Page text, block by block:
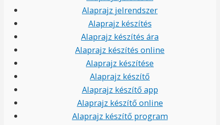
Alaprajz jelrendszer
Alaprajz készítés
Alaprajz készítés ára
Alaprajz készítés online
Alaprajz készítése
Alaprajz készítő
Alaprajz készítő app
Alaprajz készítő online
Alaprajz készítő program